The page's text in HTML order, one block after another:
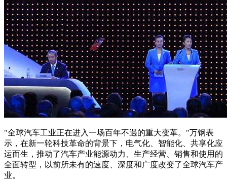
"全球汽车工业正在进入一场百年不遇的重大变革。"万钢表
示，在新一轮科技革命的背景下，电气化、智能化、共享化应
运而生，推动了汽车产业能源动力、生产经营、销售和使用的
全面转型，以前所未有的速度、深度和广度改变了全球汽车产
业。